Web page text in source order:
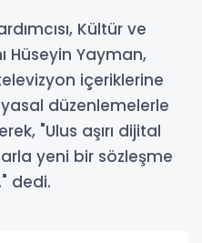
Kültür ve
Hüseyin Yayman,
içeriklerine
yasal düzenlemelerle
"Ulus aşırı dijital
yeni bir sözleşme
dedi.